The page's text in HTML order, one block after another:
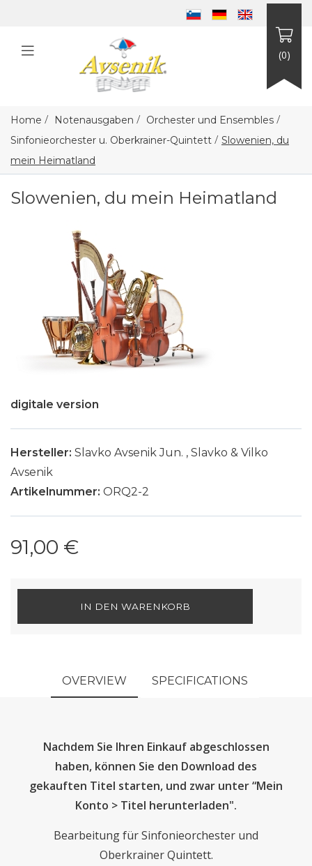
(0)
Home / Notenausgaben / Orchester und Ensembles /
Sinfonieorchester u. Oberkrainer-Quintett / Slowenien, du
mein Heimatland
Slowenien, du mein Heimatland
digitale version
Hersteller: Slavko Avsenik Jun. , Slavko & Vilko
Avsenik
Artikelnummer: ORQ2-2
91,00 €
IN DEN WARENKORB
OVERVIEW SPECIFICATIONS
Nachdem Sie Ihren Einkauf abgeschlossen
haben, können Sie den Download des
gekauften Titel starten, und zwar unter “Mein
Konto > Titel herunterladen".
Bearbeitung für Sinfonieorchester und
Oberkrainer Quintett.